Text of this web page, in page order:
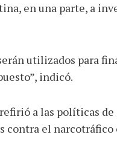
en una parte, a
utilizados para
indicó.
a las políticas
contra el